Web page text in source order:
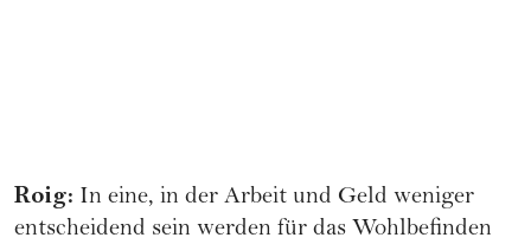
Roig: In eine, in der Arbeit und Geld weniger
entscheidend sein werden für das Wohlbefinden